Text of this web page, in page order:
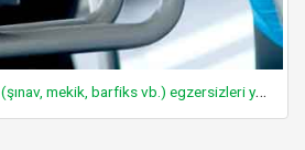
Orta tempoda jimnastik (şınav, mekik, barfiks vb.) egzersizleri yapmak